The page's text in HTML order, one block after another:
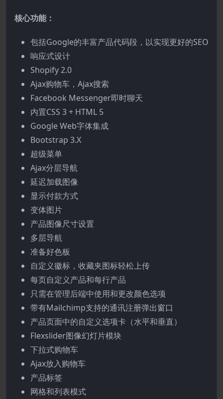
核心功能：
包括Google的丰富产品代码段，以实现更好的SEO
响应式设计
Shopify 2.0
Ajax购物车，Ajax搜索
Facebook Messenger即时聊天
内置CSS 3 + HTML 5
Google Web字体集成
Bootstrap 3.X
超级菜单
Ajax分层导航
延迟加载图像
显示付款方式
变体图片
产品图像尺寸设置
多层导航
准备好色板
自定义徽标，收藏夹图标轻松上传
每页自定义产品和每行产品
只需在管理后端中使用和更改颜色选项
带有Mailchimp支持的通讯注册弹出窗口
产品页面中的自定义选项卡（水平和垂直）
Flexslider图像幻灯片模块
下拉式购物车
Ajax放入购物车
产品标签
网格和列表模式